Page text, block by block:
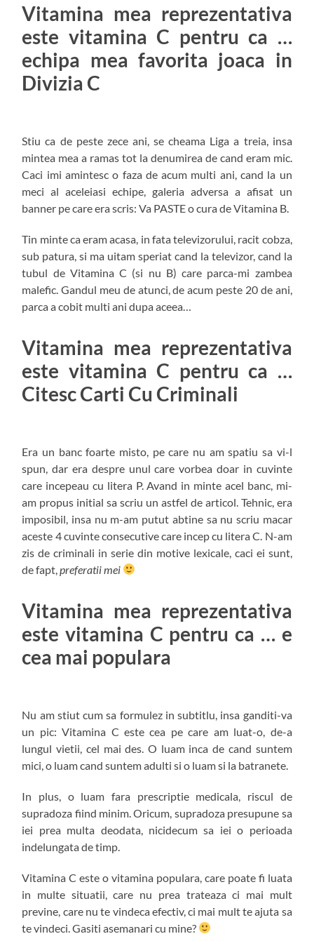
Vitamina mea reprezentativa
este vitamina C pentru ca …
echipa mea favorita joaca in
Divizia C
Stiu ca de peste zece ani, se cheama Liga a treia, insa
mintea mea a ramas tot la denumirea de cand eram mic.
Caci imi amintesc o faza de acum multi ani, cand la un
meci al aceleiasi echipe, galeria adversa a afisat un
banner pe care era scris: Va PASTE o cura de Vitamina B.
Tin minte ca eram acasa, in fata televizorului, racit cobza,
sub patura, si ma uitam speriat cand la televizor, cand la
tubul de Vitamina C (si nu B) care parca-mi zambea
malefic. Gandul meu de atunci, de acum peste 20 de ani,
parca a cobit multi ani dupa aceea…
Vitamina mea reprezentativa
este vitamina C pentru ca …
Citesc Carti Cu Criminali
Era un banc foarte misto, pe care nu am spatiu sa vi-l
spun, dar era despre unul care vorbea doar in cuvinte
care incepeau cu litera P. Avand in minte acel banc, mi-
am propus initial sa scriu un astfel de articol. Tehnic, era
imposibil, insa nu m-am putut abtine sa nu scriu macar
aceste 4 cuvinte consecutive care incep cu litera C. N-am
zis de criminali in serie din motive lexicale, caci ei sunt,
de fapt,preferatii mei
Vitamina mea reprezentativa
este vitamina C pentru ca … e
cea mai populara
Nu am stiut cum sa formulez in subtitlu, insa ganditi-va
un pic: Vitamina C este cea pe care am luat-o, de-a
lungul vietii, cel mai des. O luam inca de cand suntem
mici, o luam cand suntem adulti si o luam si la batranete.
In plus, o luam fara prescriptie medicala, riscul de
supradoza fiind minim. Oricum, supradoza presupune sa
iei prea multa deodata, nicidecum sa iei o perioada
indelungata de timp.
Vitamina C este o vitamina populara, care poate fi luata
in multe situatii, care nu prea trateaza ci mai mult
previne, care nu te vindeca efectiv, ci mai mult te ajuta sa
te vindeci. Gasiti asemanari cu mine?